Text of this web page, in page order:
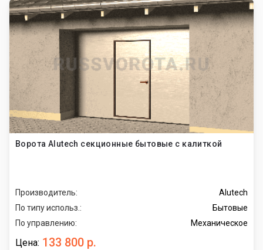
Ворота Alutech секционные бытовые с калиткой
Производитель:
Alutech
По типу использ.:
Бытовые
По управлению:
Механическое
Цена: 133 800 р.